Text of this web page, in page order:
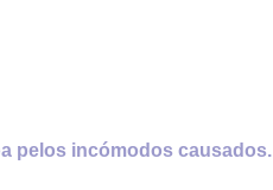
pelos incómodos causados.